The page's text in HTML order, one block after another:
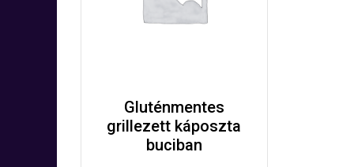
Gluténmentes
grillezett káposzta
buciban